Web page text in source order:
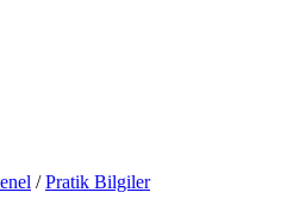
/Pratik Bilgiler